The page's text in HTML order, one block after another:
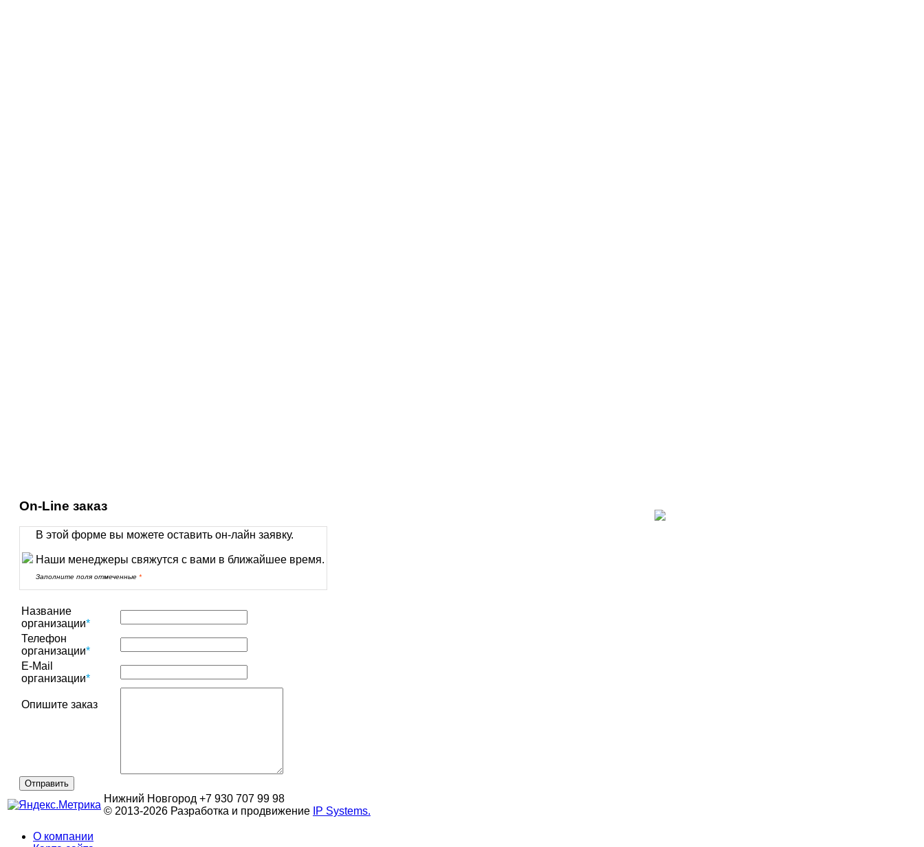
On-Line заказ
В этой форме вы можете оставить он-лайн заявку.
Наши менеджеры свяжутся с вами в ближайшее время.
Заполните поля отмеченные *
Название
организации*
Телефон
организации*
E-Mail
организации*
Опишите заказ
Нижний Новгород +7 930 707 99 98
© 2013-2026 Разработка и продвижение IP Systems.
О компании